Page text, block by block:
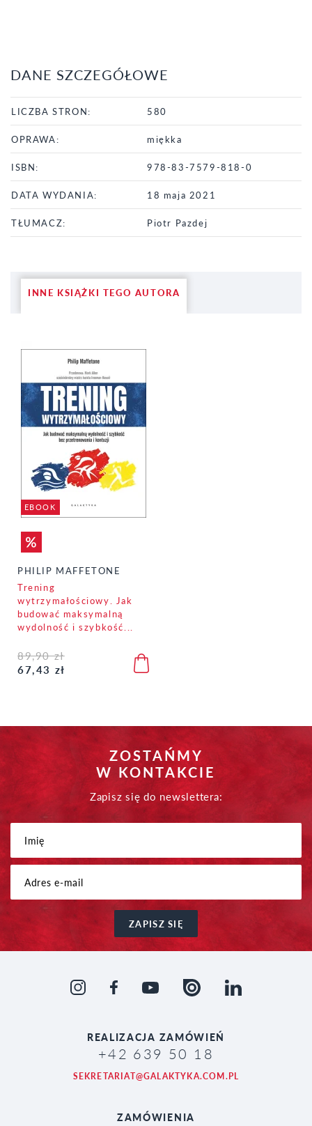
DANE SZCZEGÓŁOWE
LICZBA STRON: 580
OPRAWA: miękka
ISBN: 978-83-7579-818-0
DATA WYDANIA: 18 maja 2021
TŁUMACZ: Piotr Pazdej
INNE KSIĄŻKI TEGO AUTORA
EBOOK
PHILIP MAFFETONE
Trening
wytrzymałościowy. Jak
budować maksymalną
wydolność i szybkość...
89,90 zł
67,43 zł
ZOSTAŃMY
W KONTAKCIE
Zapisz się do newslettera:
ZAPISZ SIĘ
REALIZACJA ZAMÓWIEŃ
+42 639 50 18
SEKRETARIAT@GALAKTYKA.COM.PL
ZAMÓWIENIA